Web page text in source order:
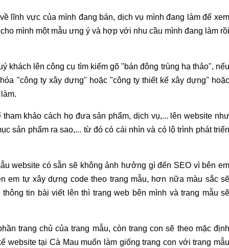
lĩnh vực của mình đang bán, dịch vụ mình đang làm để xem
mình một mẫu ưng ý và hợp với nhu cầu mình đang làm rồi
khách lên công cụ tìm kiếm gõ "bán đông trùng hạ thảo", nếu
"công ty xây dựng" hoặc "công ty thiết kế xây dựng" hoặc
khảo cách họ đưa sản phẩm, dịch vụ,... lên website như
sản phẩm ra sao,... từ đó có cái nhìn và có lộ trình phát triển
website có sẵn sẽ không ảnh hưởng gì đến SEO vì bên em
em tự xây dựng code theo trang mẫu, hơn nữa màu sắc sẽ
tin bài viết lên thì trang web bên mình và trang mẫu sẽ
trang chủ của trang mẫu, còn trang con sẽ theo mặc định
website tại Cà Mau muốn làm giống trang con với trang mẫu